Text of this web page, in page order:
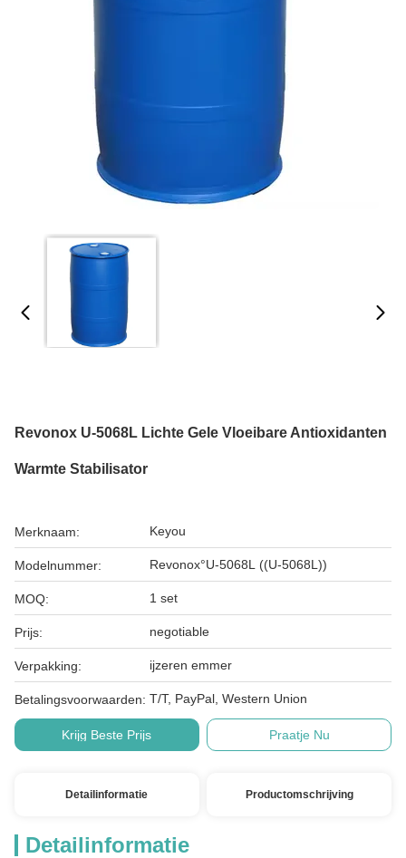
Revonox U-5068L Lichte Gele Vloeibare Antioxidanten
Warmte Stabilisator
Merknaam: Keyou
Modelnummer: Revonox°U-5068L ((U-5068L))
MOQ: 1 set
Prijs: negotiable
Verpakking: ijzeren emmer
Betalingsvoorwaarden: T/T, PayPal, Western Union
Krijg Beste Prijs Praatje Nu
Detailinformatie Productomschrijving
Detailinformatie